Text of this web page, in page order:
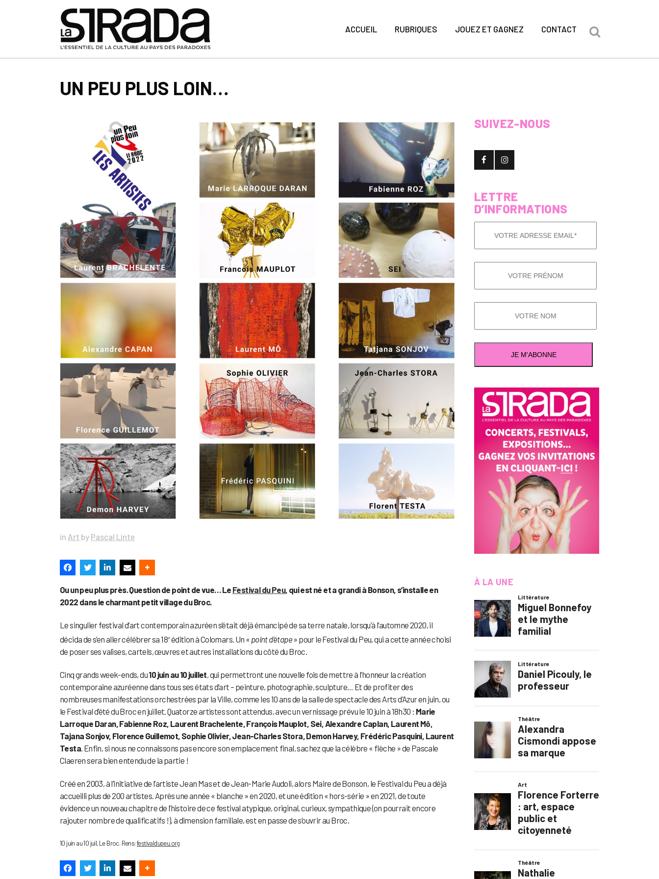
ACCUEIL RUBRIQUES JOUEZ ET GAGNEZ CONTACT
UN PEU PLUS LOIN…
in Art by Pascal Linte
Ou un peu plus près. Question de point de vue… Le Festival du Peu, qui est né et a grandi à Bonson, s’installe en
2022 dans le charmant petit village du Broc.
Le singulier festival d’art contemporain azuréen s’était déjà émancipé de sa terre natale, lorsqu’à l’automne 2020, il
décida de s’en aller célébrer sa 18eédition à Colomars. Un « point d’étape » pour le Festival du Peu, qui a cette année choisi
de poser ses valises, cartels, œuvres et autres installations du côté du Broc.
Cinq grands week-ends, du10 juin au 10 juillet, qui permettront une nouvelle fois de mettre à l’honneur la création
contemporaine azuréenne dans tous ses états d’art – peinture, photographie, sculpture… Et de profiter des
nombreuses manifestations orchestrées par la Ville, comme les 10 ans de la salle de spectacle des Arts d’Azur en juin, ou
le Festival d’été du Broc en juillet. Quatorze artistes sont attendus, avec un vernissage prévu le 10 juin à 18h30 : Marie
Larroque Daran, Fabienne Roz, Laurent Brachelente, François Mauplot, Sei, Alexandre Caplan, Laurent Mô,
Tajana Sonjov, Florence Guillemot, Sophie Olivier, Jean-Charles Stora, Demon Harvey, Frédéric Pasquini, Laurent
Testa. Enfin, si nous ne connaissons pas encore son emplacement final, sachez que la célèbre « flèche » de Pascale
Claeren sera bien entendu de la partie !
Créé en 2003, à l’initiative de l’artiste Jean Mas et de Jean-Marie Audoli, alors Maire de Bonson, le Festival du Peu a déjà
accueilli plus de 200 artistes. Après une année « blanche » en 2020, et une édition « hors-série » en 2021, de toute
évidence un nouveau chapitre de l’histoire de ce festival atypique, original, curieux, sympathique (on pourrait encore
rajouter nombre de qualificatifs !), à dimension familiale, est en passe de s’ouvrir au Broc.
10 juin au 10 juil, Le Broc. Rens:festivaldupeu.org
SUIVEZ-NOUS
LETTRE
D’INFORMATIONS
À LA UNE